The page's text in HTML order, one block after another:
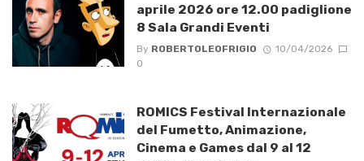
aprile 2026 ore 12.00 padiglione
8 Sala Grandi Eventi
By ROBERTOLEOFRIGIO
10/04/2026
0
ROMICS Festival Internazionale
del Fumetto, Animazione,
Cinema e Games dal 9 al 12